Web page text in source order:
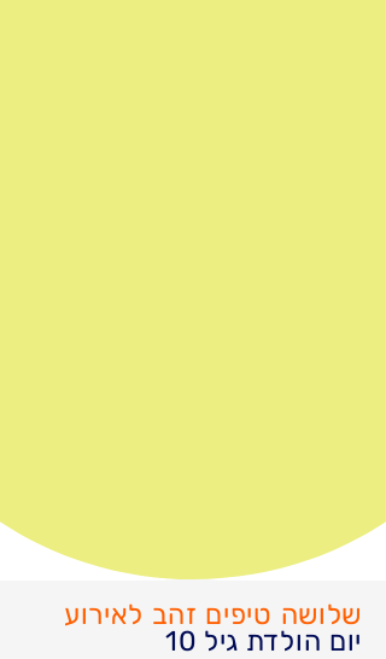
שלושה טיפים זהב לאירוע
יום הולדת גיל 10